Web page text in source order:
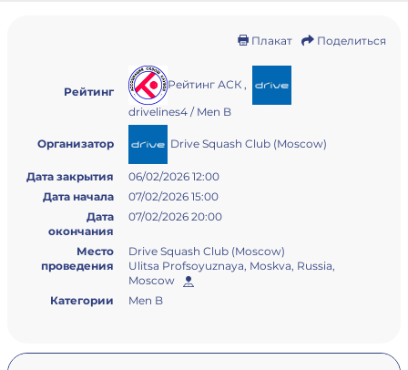
Плакат Поделиться
Рейтинг
Рейтинг АСК ,
drivelines4 / Men B
Организатор Drive Squash Club (Moscow)
Дата закрытия
06/02/2026 12:00
Дата начала
07/02/2026 15:00
Дата
окончания
07/02/2026 20:00
Место
проведения
Drive Squash Club (Moscow)
Ulitsa Profsoyuznaya, Moskva, Russia,
Moscow
Категории
Men B